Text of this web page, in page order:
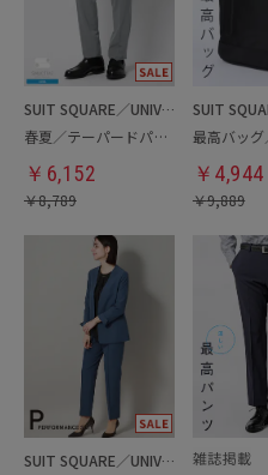
SUIT SQUARE／UNIVERSAL LANGUAGE
春夏／テーパードパンツ
￥ 6,152
￥8,789
￥ 4,944
￥9,889
SUIT SQUARE／UNIVERSAL LANGUAGE／WHITE